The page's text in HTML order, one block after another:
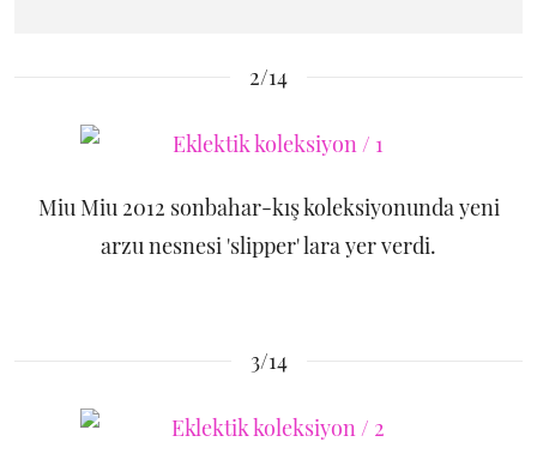
2/14
Miu Miu 2012 sonbahar-kış koleksiyonunda yeni
arzu nesnesi 'slipper' lara yer verdi.
3/14